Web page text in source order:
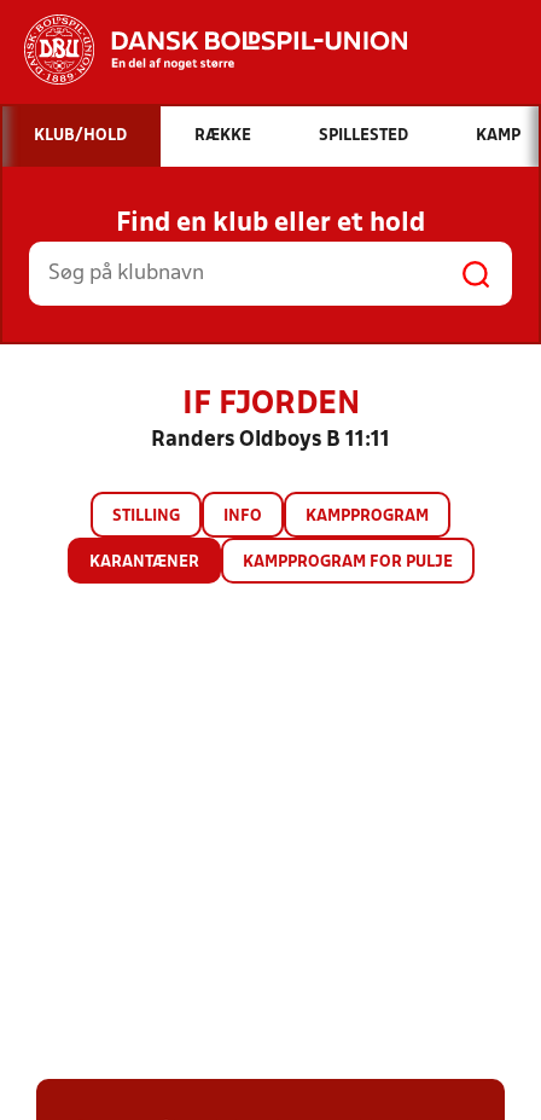
Hvad vil du søge efter?
INDHOLD OG NYHEDER
STILLINGER, RESULTATER, KLUBBER OG
HOLD
KLUB/HOLD RÆKKE SPILLESTED KAMP
Find en klub eller et hold
IF FJORDEN
Randers Oldboys B 11:11
STILLING INFO KAMPPROGRAM
KARANTÆNER KAMPPROGRAM FOR PULJE